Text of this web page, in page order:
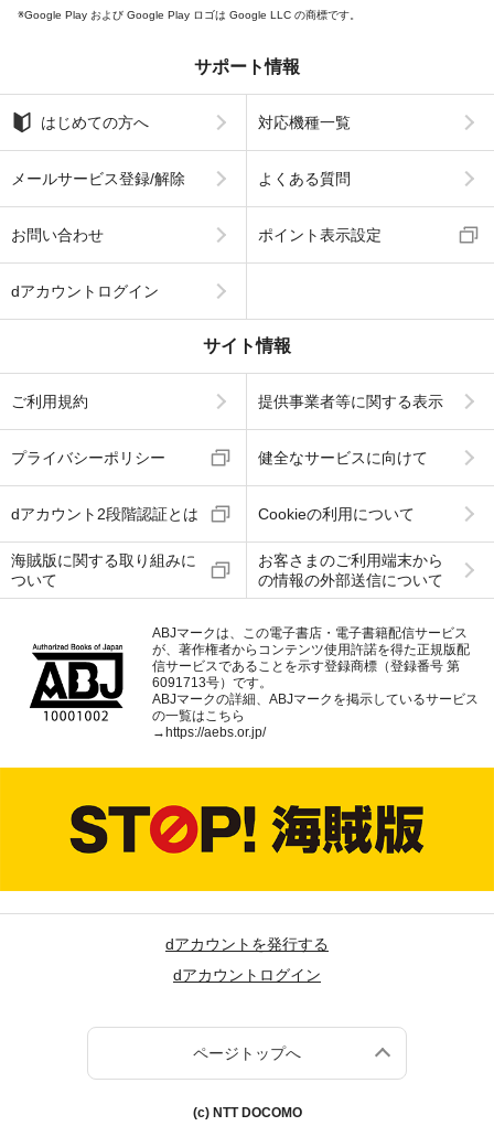
Google Play および Google Play ロゴは Google LLC の商標です。
サポート情報
はじめての方へ 対応機種一覧
メールサービス登録/解除 よくある質問
お問い合わせ ポイント表示設定
dアカウントログイン
サイト情報
ご利用規約 提供事業者等に関する表示
プライバシーポリシー 健全なサービスに向けて
dアカウント2段階認証とは Cookieの利用について
海賊版に関する取り組みに
ついて
お客さまのご利用端末から
の情報の外部送信について
ABJマークは、この電子書店・電子書籍配信サービス
が、著作権者からコンテンツ使用許諾を得た正規版配
信サービスであることを示す登録商標（登録番号 第
6091713号）です。
ABJマークの詳細、ABJマークを掲示しているサービス
の一覧はこちら
→https://aebs.or.jp/
dアカウントを発行する
dアカウントログイン
ページトップへ
(c) NTT DOCOMO